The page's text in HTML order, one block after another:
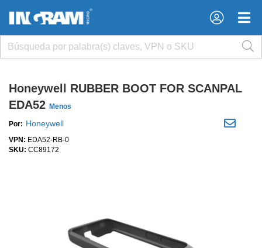
×
×
Honeywell RUBBER BOOT FOR SCANPAL
EDA52 Menos
Por: Honeywell
VPN: EDA52-RB-0
SKU: CC89172